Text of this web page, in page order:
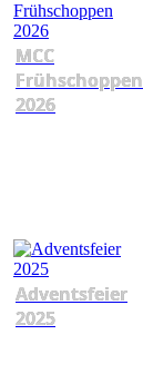
MCC
Frühschoppen
2026
Adventsfeier
2025